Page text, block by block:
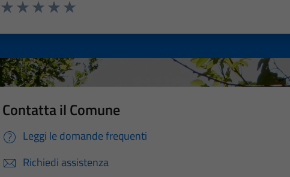
Contatta il Comune
Leggi le domande frequenti
Richiedi assistenza